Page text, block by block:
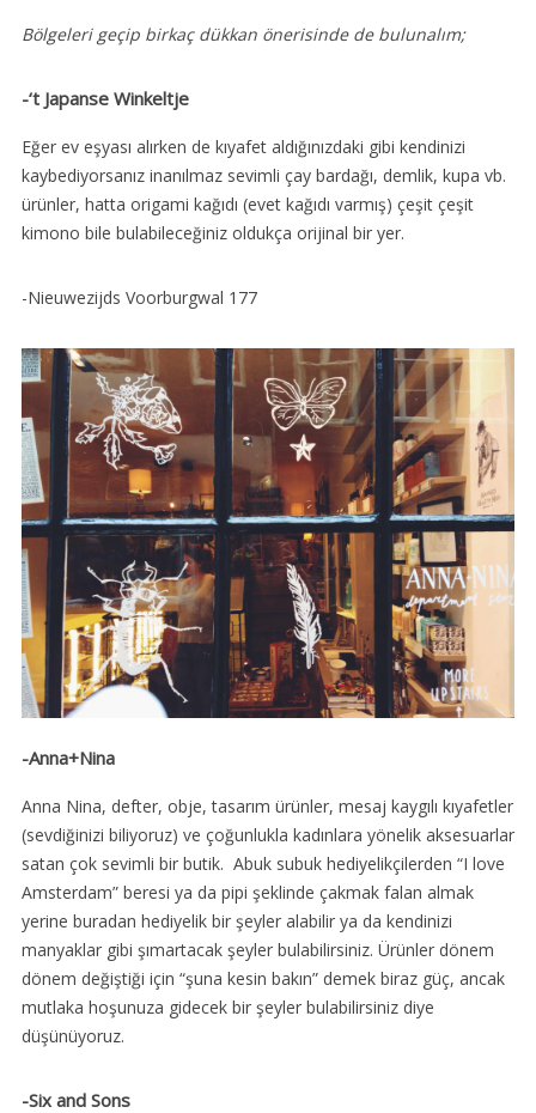
Bölgeleri geçip birkaç dükkan önerisinde de bulunalım;
-‘t Japanse Winkeltje
Eğer ev eşyası alırken de kıyafet aldığınızdaki gibi kendinizi
kaybediyorsanız inanılmaz sevimli çay bardağı, demlik, kupa vb.
ürünler, hatta origami kağıdı (evet kağıdı varmış) çeşit çeşit
kimono bile bulabileceğiniz oldukça orijinal bir yer.
-Nieuwezijds Voorburgwal 177
-Anna+Nina
Anna Nina, defter, obje, tasarım ürünler, mesaj kaygılı kıyafetler
(sevdiğinizi biliyoruz) ve çoğunlukla kadınlara yönelik aksesuarlar
satan çok sevimli bir butik. Abuk subuk hediyelikçilerden “I love
Amsterdam” beresi ya da pipi şeklinde çakmak falan almak
yerine buradan hediyelik bir şeyler alabilir ya da kendinizi
manyaklar gibi şımartacak şeyler bulabilirsiniz. Ürünler dönem
dönem değiştiği için “şuna kesin bakın” demek biraz güç, ancak
mutlaka hoşunuza gidecek bir şeyler bulabilirsiniz diye
düşünüyoruz.
-Six and Sons